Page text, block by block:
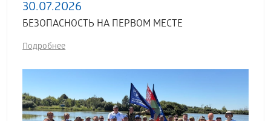
30.07.2026
БЕЗОПАСНОСТЬ НА ПЕРВОМ МЕСТЕ
Подробнее